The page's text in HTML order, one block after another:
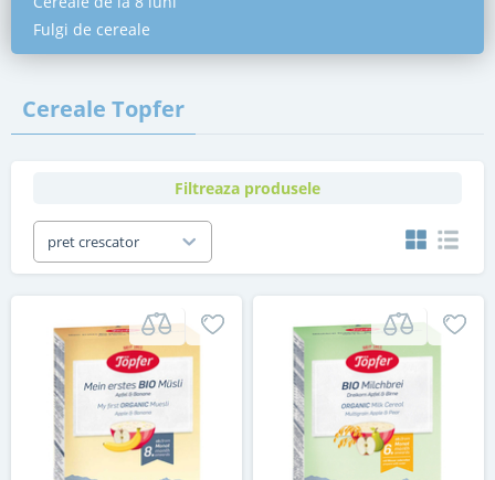
Fulgi de cereale
Cereale Topfer
Filtreaza produsele
pret crescator